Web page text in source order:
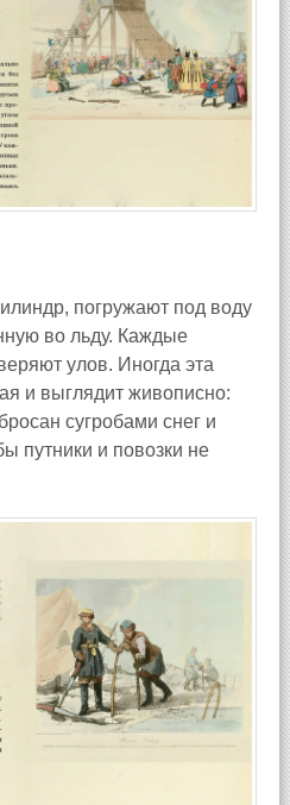
погружают под воду
во льду. Каждые
улов. Иногда эта
и выглядит живописно:
сугробами снег и
путники и повозки не